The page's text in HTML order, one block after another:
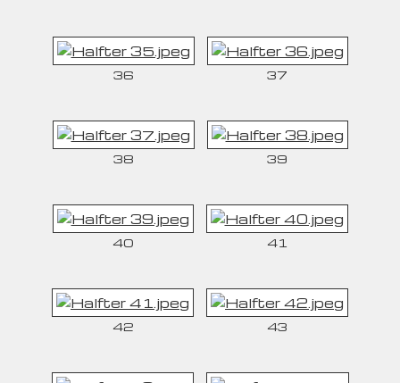
36 37
38 39
40 41
42 43